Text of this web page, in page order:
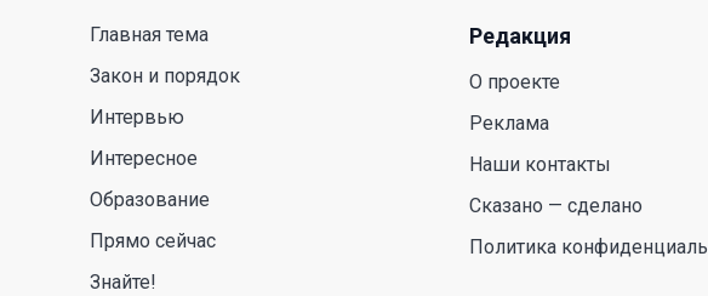
Главная тема
Закон и порядок
Интервью
Интересное
Образование
Прямо сейчас
Знайте!
Редакция
О проекте
Реклама
Наши контакты
Сказано — сделано
Политика